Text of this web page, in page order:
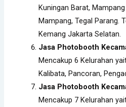
Kuningan Barat,
Mampang, Tegal Parang.
Kemang Jakarta Selatan.
Jasa Photobooth
Mencakup 6 Kelurahan
Kalibata, Pancoran,
Jasa Photobooth
Mencakup 7 Kelurahan